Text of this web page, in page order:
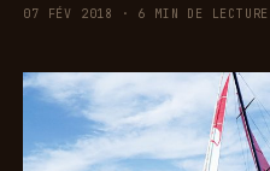
07 FÉV 2018 · 6 MIN DE LECTURE